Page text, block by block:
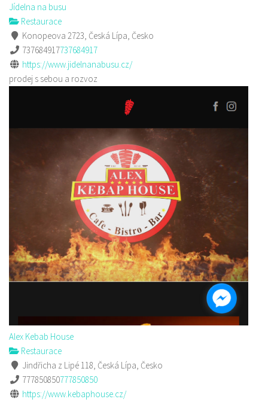
Jídelna na busu
Restaurace
Konopeova 2723, Česká Lípa, Česko
737684917737684917
https://www.jidelnanabusu.cz/
prodej s sebou a rozvoz
Alex Kebab House
Restaurace
Jindřicha z Lipé 118, Česká Lípa, Česko
777850850777850850
https://www.kebaphouse.cz/